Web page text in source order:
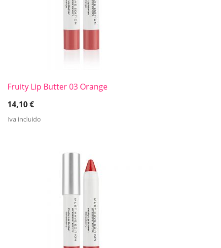
Fruity Lip Butter 03 Orange
14,10€
Iva incluido